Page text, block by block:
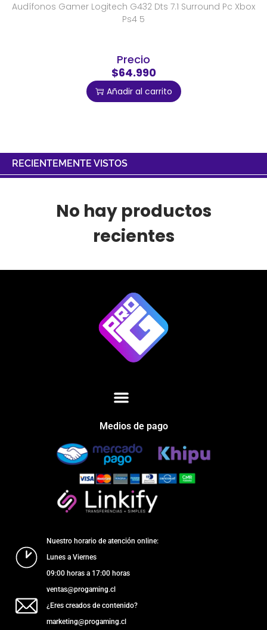
Audífonos Gamer Logitech G432 Dts 7.1 Surround Pc Xbox
Ps4 5
Precio
$64.990
Añadir al carrito
RECIENTEMENTE VISTOS
No hay productos
recientes
Medios de pago
Nuestro horario de atención online:
Lunes a Viernes
09:00 horas a 17:00 horas
ventas@progaming.cl
¿Eres creados de contenido?
marketing@progaming.cl